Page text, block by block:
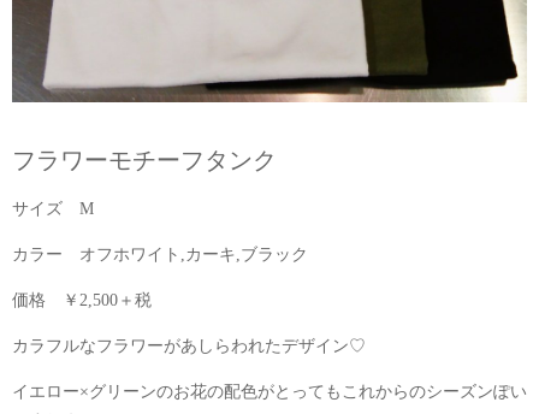
フラワーモチーフタンク
サイズ M
カラー オフホワイト,カーキ,ブラック
価格 ￥2,500＋税
カラフルなフラワーがあしらわれたデザイン♡
イエロー×グリーンのお花の配色がとってもこれからのシーズンぽい